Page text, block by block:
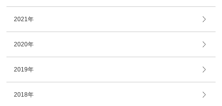
2021年
2020年
2019年
2018年